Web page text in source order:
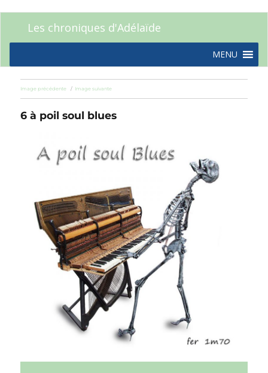
Les chroniques d'Adélaïde
MENU
Image précédente Image suivante
6 à poil soul blues